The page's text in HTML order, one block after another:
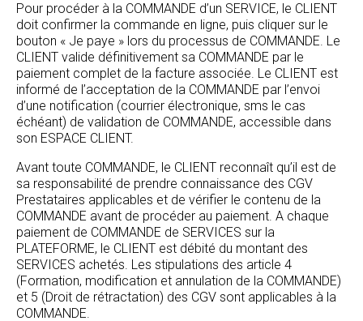
Pour procéder à la COMMANDE d’un SERVICE, le CLIENT
doit confirmer la commande en ligne, puis cliquer sur le
bouton « Je paye » lors du processus de COMMANDE. Le
CLIENT valide définitivement sa COMMANDE par le
paiement complet de la facture associée. Le CLIENT est
informé de l’acceptation de la COMMANDE par l’envoi
d’une notification (courrier électronique, sms le cas
échéant) de validation de COMMANDE, accessible dans
son ESPACE CLIENT.
Avant toute COMMANDE, le CLIENT reconnaît qu’il est de
sa responsabilité de prendre connaissance des CGV
Prestataires applicables et de vérifier le contenu de la
COMMANDE avant de procéder au paiement. A chaque
paiement de COMMANDE de SERVICES sur la
PLATEFORME, le CLIENT est débité du montant des
SERVICES achetés. Les stipulations des article 4
(Formation, modification et annulation de la COMMANDE)
et 5 (Droit de rétractation) des CGV sont applicables à la
COMMANDE.